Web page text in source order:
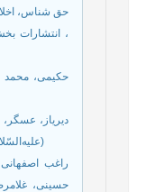
حق شناس،
، انتشارات
حکیمی، محمد
دیریاز،
راغب
حسینی،